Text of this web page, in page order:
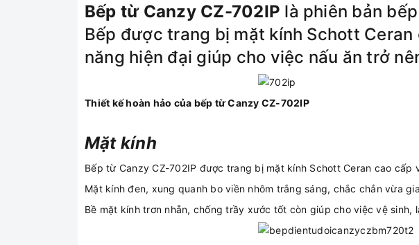
Bếp từ Canzy CZ-702IP là phiên bản
Bếp được trang bị mặt kính Schott
năng hiện đại giúp cho việc nấu ăn trở
Thiết kế hoàn hảo của bếp từ Canzy CZ-702IP
Mặt kính
Bếp từ Canzy CZ-702IP được trang bị mặt kính Schott Ceran cao
Mặt kính đen, xung quanh bo viền nhôm trắng sáng, chắc chắn vừa
Bề mặt kính trơn nhẵn, chống trầy xước tốt còn giúp cho việc vệ sinh,